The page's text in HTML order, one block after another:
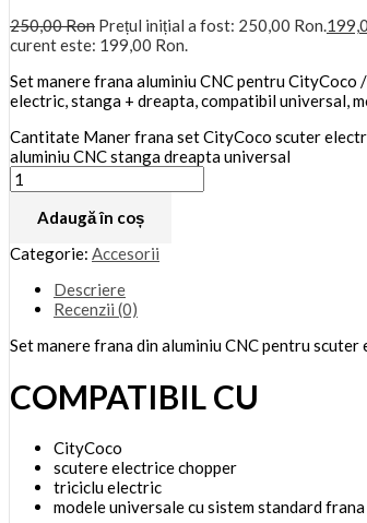
250,00Ron Prețul inițial a fost: 250,00 Ron.
curent este: 199,00 Ron.
Set manere frana aluminiu CNC pentru CityCoco
electric, stanga + dreapta, compatibil universal,
Cantitate Maner frana set CityCoco scuter
aluminiu CNC stanga dreapta universal
Adaugă în coș
Categorie: Accesorii
Descriere
Recenzii (0)
Set manere frana din aluminiu CNC pentru
COMPATIBIL CU
CityCoco
scutere electrice chopper
triciclu electric
modele universale cu sistem standard frana